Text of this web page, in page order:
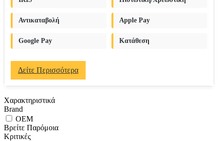
Αντικαταβολή Apple Pay
Google Pay Κατάθεση
Δείτε Περισσότερα
Χαρακτηριστικά
Brand
OEM
Βρείτε Παρόμοια
Κριτικές